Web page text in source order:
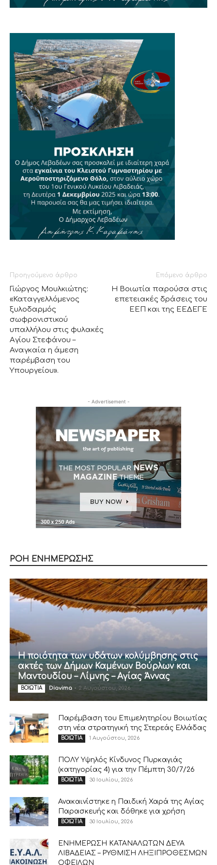
Προηγούμενο άρθρο
Γιώργος Μουλκιώτης:
«Καταγγελλόμενος
ξυλοδαρμός
σωφρονιστικού
υπαλλήλου στις φυλακές
Αγίου Στεφάνου –
Αναγκαία η άμεση
παρέμβαση του
Υπουργείου».
Επόμενο άρθρο
Η Βοιωτία παρούσα στις
επετειακές δράσεις του
ΕΕΠ και της ΕΕΔΕΓΕ
- Advertisement -
ΡΟΗ ΕΝΗΜΕΡΩΣΗΣ
Η ποιότητα των υδάτων κολύμβησης στις
ακτές των Δήμων Καμένων Βούρλων και
Μαντουδίου – Λίμνης – Αγίας Άννας
ΒΟΙΩΤΙΑ Diavima - 2 Αυγούστου, 2026
Παρέμβαση του Επιμελητηρίου Βοιωτίας
στη νέα στρατηγική της Στερεάς Ελλάδας
ΒΟΙΩΤΙΑ 1 Αυγούστου, 2026
ΠΟΛΥ Υψηλός Κίνδυνος Πυρκαγιάς
(κατηγορίας 4) για την Πέμπτη 30/7/26
ΒΟΙΩΤΙΑ 30 Ιουλίου, 2026
Ανακαινίστηκε η Παιδική Χαρά της Αγίας
Παρασκευής και δόθηκε για χρήση
ΒΟΙΩΤΙΑ 30 Ιουλίου, 2026
ΕΝΗΜΕΡΩΣΗ ΚΑΤΑΝΑΛΩΤΩΝ ΔΕΥΑ
ΛΙΒΑΔΕΙΑΣ – ΡΥΘΜΙΣΗ ΛΗΞΙΠΡΟΘΕΣΜΩΝ
ΟΦΕΙΛΩΝ